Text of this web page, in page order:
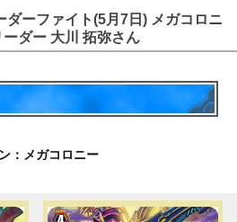
ダーファイト(5月7日) メガコロニ
ダー 大川 拓弥さん
：メガコロニー